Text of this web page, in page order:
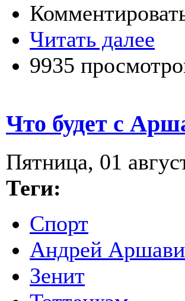
Читать далее
9935
Что будет с
Пятница, 01
Теги:
Спорт
Андрей
Зенит